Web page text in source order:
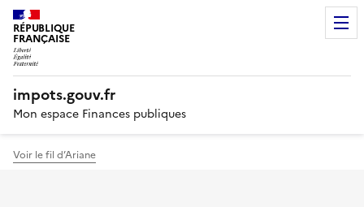
RÉPUBLIQUE
FRANÇAISE
impots.gouv.fr
Mon espace Finances publiques
Voir le fil d’Ariane